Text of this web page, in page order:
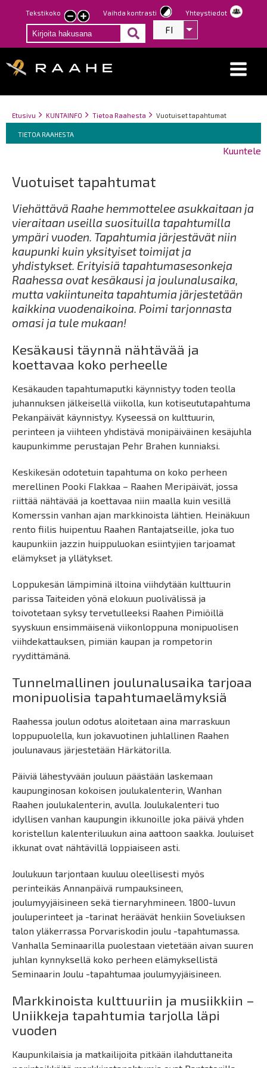
Hyppää
pääsisältöön
Tekstikoko
Pienennä
tekstin
kokoa
Suurenna
tekstin
kokoa
Vaihda kontrasti Yhteystiedot
FI Listaa
Breadcrumbs
You
here:
Etusivu KUNTAINFO Tietoa Raahesta Vuotuiset tapahtumat
Breadcrumbs
You
are
TIETOA RAAHESTA
Kuuntele
Vuotuiset tapahtumat
Viehättävä Raahe hemmottelee asukkaitaan ja
vieraitaan useilla suosituilla tapahtumilla
ympäri vuoden. Tapahtumia järjestävät niin
kaupunki kuin yksityiset toimijat ja
yhdistykset. Erityisiä tapahtumasesonkeja
Raahessa ovat kesäkausi ja joulunalusaika,
mutta vakiintuneita tapahtumia järjestetään
kaikkina vuodenaikoina. Poimi tarjonnasta
omasi ja tule mukaan!
Kesäkausi täynnä nähtävää ja
koettavaa koko perheelle
Kesäkauden tapahtumaputki käynnistyy toden teolla
juhannuksen jälkeisellä viikolla, kun kotiseututapahtuma
Pekanpäivät käynnistyy. Kyseessä on kulttuurin,
perinteen ja viihteen yhdistävä monipäiväinen kesäjuhla
kaupunkimme perustajan Pehr Brahen kunniaksi.
Keskikesän odotetuin tapahtuma on koko perheen
merellinen Pooki Flakkaa – Raahen Meripäivät, jossa
riittää nähtävää ja koettavaa niin maalla kuin vesillä
Komerssin vanhan ajan markkinoista lähtien. Heinäkuun
rento fiilis huipentuu Raahen Rantajatseille, joka tuo
kaupunkiin jazzin huippuluokan esiintyjien tarjoamat
elämykset ja yllätykset.
Loppukesän lämpiminä iltoina viihdytään kulttuurin
parissa Taiteiden yönä elokuun puolivälissä ja
toivotetaan syksy tervetulleeksi Raahen Pimiöillä
syyskuun ensimmäisenä viikonloppuna monipuolisen
viihdekattauksen, pimiän kaupan ja rompetorin
ryydittämänä.
Tunnelmallinen joulunalusaika tarjoaa
monipuolisia tapahtumaelämyksiä
Raahessa joulun odotus aloitetaan aina marraskuun
loppupuolella, kun jokavuotinen juhlallinen Raahen
joulunavaus järjestetään Härkätorilla.
Päiviä lähestyvään jouluun päästään laskemaan
kaupunginosan kokoisen joulukalenterin, Wanhan
Raahen joulukalenterin, avulla. Joulukalenteri tuo
idyllisen vanhan kaupungin ikkunoille joka päivä yhden
koristellun kalenteriluukun aina aattoon saakka. Jouluiset
ikkunat ovat nähtävillä loppiaiseen asti.
Joulukuun tarjontaan kuuluu oleellisesti myös
perinteikäs Annanpäivä rumpauksineen,
joulumyyjäisineen sekä tiernaryhmineen. 1800-luvun
jouluperinteet ja -tarinat heräävät henkiin Soveliuksen
talon yläkerrassa Porvariskodin joulu -tapahtumassa.
Vanhalla Seminaarilla puolestaan vietetään aivan suuren
juhlan kynnyksellä koko perheen elämyksellistä
Seminaarin Joulu -tapahtumaa joulumyyjäisineen.
Markkinoista kulttuuriin ja musiikkiin –
Uniikkeja tapahtumia tarjolla läpi
vuoden
Kaupunkilaisia ja matkailijoita pitkään ilahduttaneita